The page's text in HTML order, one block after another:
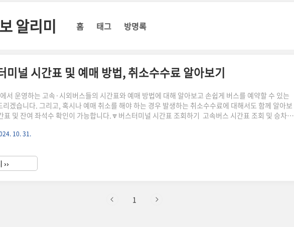
알리미 홈 태그 방명록
미널 시간표 및 예매 방법, 취소수수료 알아보기
서 운영하는 고속·시외버스들의 시간표와 예매 방법에 대해 알아보고 손쉽게 버스를 예약할 수 있는
리겠습니다. 그리고, 혹시나 예매 취소를 해야 하는 경우 발생하는 취소수수료에 대해서도 함께 알아보
표 및 잔여 좌석수 확인이 가능합니다.🔽버스터미널 시간표 조회하기 고속버스 시간표 조회 및 승차권
면 쉽게 원하는 시간대의 버스를 찾을 수 있습니다. 1. 아래의 홈페이지(👉바로가기)를 통해 원하는 출
10. 31.
››
1